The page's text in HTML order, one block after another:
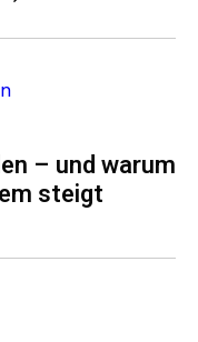
– und warum
steigt